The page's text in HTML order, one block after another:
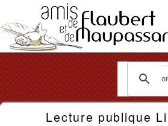
Les
Lecture publique